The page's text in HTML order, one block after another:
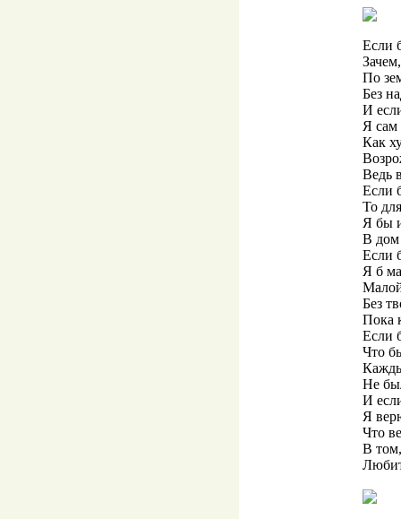
Если
По
Без
И
Я сам
Как
Ведь
Если
То
Я бы
В
Если
Я б
Без
Пока
Если
Что
Не
И
Я
Что
В том,